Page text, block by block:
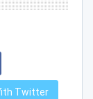
Twitter